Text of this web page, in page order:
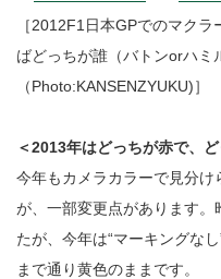
［2012F1日本GPでのマク
ばどっちが誰（バトンorハミ
（Photo:KANSENZYUKU)］
＜2013年はどっちが赤で、
今年もカメラカラーで見分
が、一部変更点があります。
たが、今年は“マーキングな
まで通り黄色のままです。